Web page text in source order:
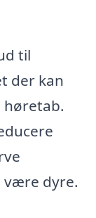
til
der kan
høretab.
være dyre.